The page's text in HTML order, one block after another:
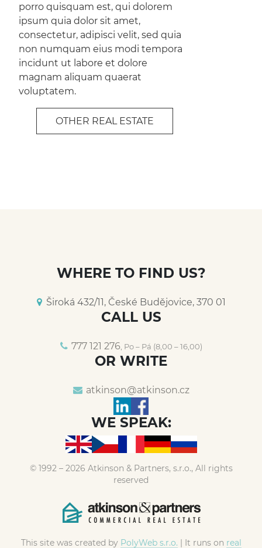
porro quisquam est, qui dolorem
ipsum quia dolor sit amet,
consectetur, adipisci velit, sed quia
non numquam eius modi tempora
incidunt ut labore et dolore
magnam aliquam quaerat
voluptatem.
OTHER REAL ESTATE
WHERE TO FIND US?
Široká 432/11, České Budějovice, 370 01
CALL US
777 121 276, Po – Pá (8,00 – 16,00)
OR WRITE
atkinson@atkinson.cz
WE SPEAK:
© 1992 – 2026 Atkinson & Partners, s.r.o., All rights
reserved
This site was created by PolyWeb s.r.o. | It runs on real